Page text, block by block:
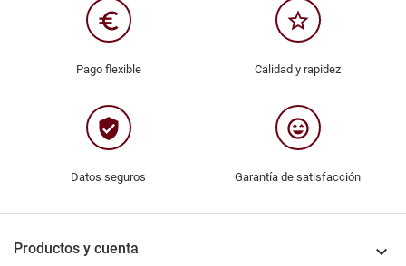
euro_symbol
Pago flexible
star_border
Calidad y rapidez
verified_user
Datos seguros
sentiment_very_satisfied
Garantía de satisfacción
Productos y cuenta 